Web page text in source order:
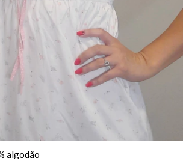
algodão